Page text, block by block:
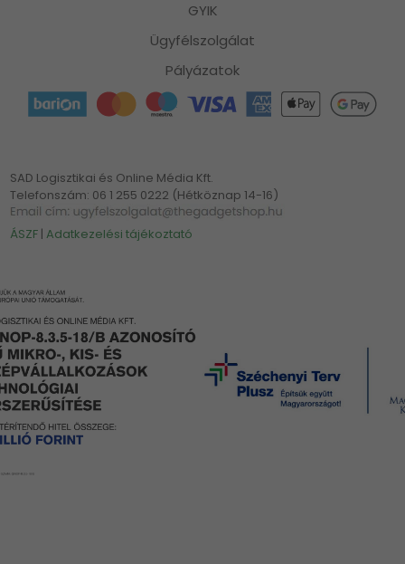
GYIK
Ügyfélszolgálat
Pályázatok
SAD Logisztikai és Online Média Kft.
Telefonszám: 06 1 255 0222 (Hétköznap 14-16)
ÁSZF |Adatkezelési tájékoztató